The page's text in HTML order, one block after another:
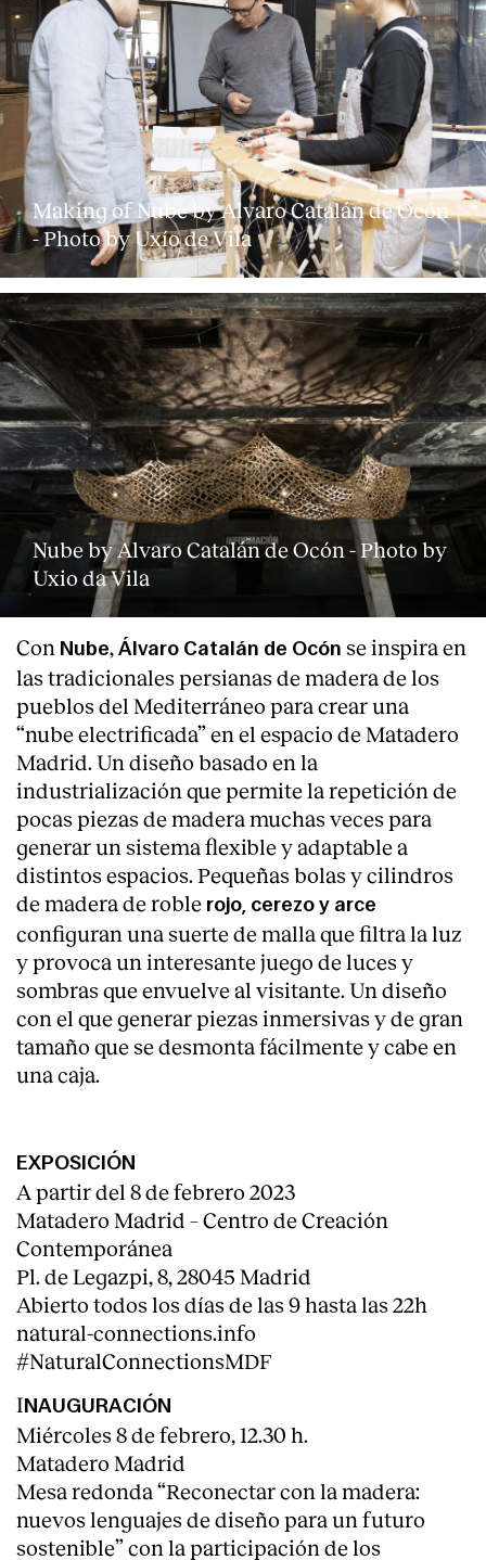
Clientes
Making of Nube by Alvaro Catalán de Ocón
- Photo by Uxío de Vila
Nube by Alvaro Catalán de Ocón - Photo by
Uxio da Vila
Con Nube, Álvaro Catalán de Ocón se inspira en
las tradicionales persianas de madera de los
pueblos del Mediterráneo para crear una
“nube electrificada” en el espacio de Matadero
Madrid. Un diseño basado en la
industrialización que permite la repetición de
pocas piezas de madera muchas veces para
generar un sistema flexible y adaptable a
distintos espacios. Pequeñas bolas y cilindros
de madera de roble rojo, cerezo y arce
configuran una suerte de malla que filtra la luz
y provoca un interesante juego de luces y
sombras que envuelve al visitante. Un diseño
con el que generar piezas inmersivas y de gran
tamaño que se desmonta fácilmente y cabe en
una caja.
EXPOSICIÓN
A partir del 8 de febrero 2023
Matadero Madrid – Centro de Creación
Contemporánea
Pl. de Legazpi, 8, 28045 Madrid
Abierto todos los días de las 9 hasta las 22h
natural-connections.info
#NaturalConnectionsMDF
I NAUGURACIÓN
Miércoles 8 de febrero, 12.30 h.
Matadero Madrid
Mesa redonda “Reconectar con la madera:
nuevos lenguajes de diseño para un futuro
sostenible” con la participación de los